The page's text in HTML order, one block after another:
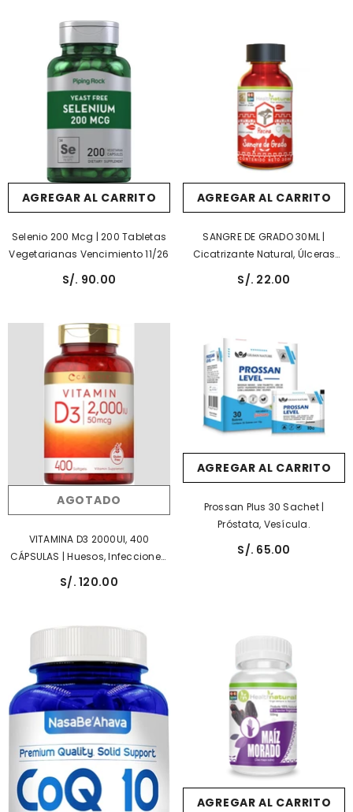
AGREGAR AL CARRITO
Selenio 200 Mcg | 200 Tabletas
Vegetarianas Vencimiento 11/26
S/. 90.00
AGREGAR AL CARRITO
SANGRE DE GRADO 30ML |
Cicatrizante Natural, Úlceras
Gástricas, Gastritis.
S/. 22.00
AGOTADO
VITAMINA D3 2000UI, 400
CÁPSULAS | Huesos, Infecciones,
Presión Arterial, Estado De
Ánimo, Diabetes.
S/. 120.00
AGREGAR AL CARRITO
Prossan Plus 30 Sachet |
Próstata, Vesícula.
S/. 65.00
AGREGAR AL CARRITO